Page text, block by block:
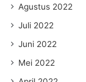
Agustus 2022
Juli 2022
Juni 2022
Mei 2022